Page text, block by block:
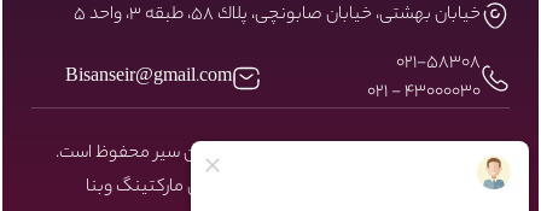
خيابان بهشتى، خيابان صابونچى، پلاك ٥٨، طبقه ٣، واحد ٥
۰۲۱-58308
43000030 - 021
Bisanseir@gmail.com
کلیه حقوق مادی و معنوی سایت نزد بیسان سیر محفوظ است.
طراحی و توسعه توسط شرکت دیجیتال مارکتینگوبنا